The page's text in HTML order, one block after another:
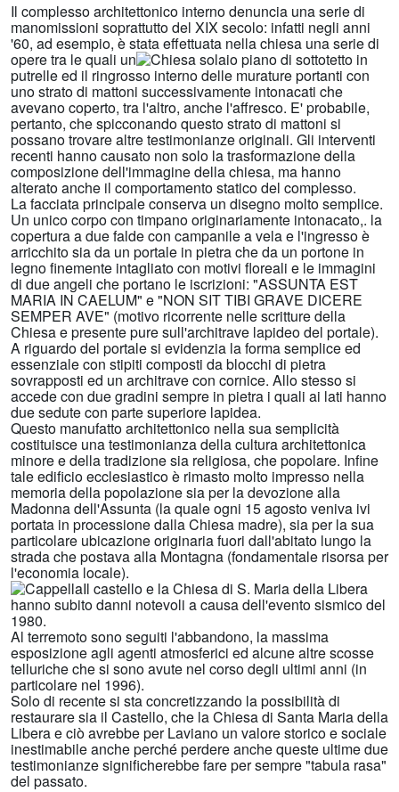
Il complesso architettonico interno denuncia una serie di
manomissioni soprattutto del XIX secolo: infatti negli anni
'60, ad esempio, è stata effettuata nella chiesa una serie di
opere tra le quali un solaio piano di sottotetto in
putrelle ed il ringrosso interno delle murature portanti con
uno strato di mattoni successivamente intonacati che
avevano coperto, tra l'altro, anche l'affresco. E' probabile,
pertanto, che spicconando questo strato di mattoni si
possano trovare altre testimonianze originali. Gli interventi
recenti hanno causato non solo la trasformazione della
composizione dell'immagine della chiesa, ma hanno
alterato anche il comportamento statico del complesso.
La facciata principale conserva un disegno molto semplice.
Un unico corpo con timpano originariamente intonacato,. la
copertura a due falde con campanile a vela e l'ingresso è
arricchito sia da un portale in pietra che da un portone in
legno finemente intagliato con motivi floreali e le immagini
di due angeli che portano le iscrizioni: "ASSUNTA EST
MARIA IN CAELUM" e "NON SIT TIBI GRAVE DICERE
SEMPER AVE" (motivo ricorrente nelle scritture della
Chiesa e presente pure sull'architrave lapideo del portale).
A riguardo del portale si evidenzia la forma semplice ed
essenziale con stipiti composti da blocchi di pietra
sovrapposti ed un architrave con cornice. Allo stesso si
accede con due gradini sempre in pietra i quali ai lati hanno
due sedute con parte superiore lapidea.
Questo manufatto architettonico nella sua semplicità
costituisce una testimonianza della cultura architettonica
minore e della tradizione sia religiosa, che popolare. Infine
tale edificio ecclesiastico è rimasto molto impresso nella
memoria della popolazione sia per la devozione alla
Madonna dell'Assunta (la quale ogni 15 agosto veniva ivi
portata in processione dalla Chiesa madre), sia per la sua
particolare ubicazione originaria fuori dall'abitato lungo la
strada che postava alla Montagna (fondamentale risorsa per
l'economia locale).
Il castello e la Chiesa di S. Maria della Libera
hanno subito danni notevoli a causa dell'evento sismico del
1980.
Al terremoto sono seguiti l'abbandono, la massima
esposizione agli agenti atmosferici ed alcune altre scosse
telluriche che si sono avute nel corso degli ultimi anni (in
particolare nel 1996).
Solo di recente si sta concretizzando la possibilità di
restaurare sia il Castello, che la Chiesa di Santa Maria della
Libera e ciò avrebbe per Laviano un valore storico e sociale
inestimabile anche perché perdere anche queste ultime due
testimonianze significherebbe fare per sempre "tabula rasa"
del passato.